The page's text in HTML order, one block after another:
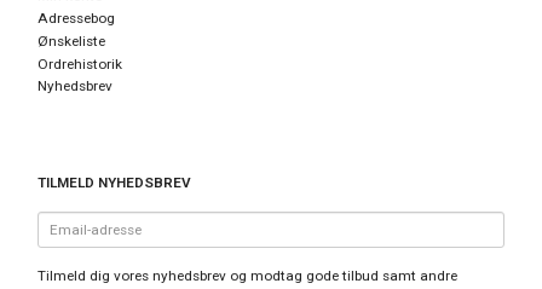
Adressebog
Ønskeliste
Ordrehistorik
Nyhedsbrev
TILMELD NYHEDSBREV
adresse
Tilmeld dig vores nyhedsbrev og modtag gode tilbud samt andre